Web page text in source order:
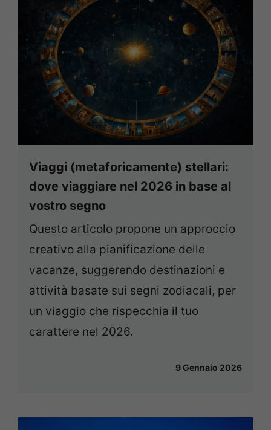
Viaggi (metaforicamente) stellari:
dove viaggiare nel 2026 in base al
vostro segno
Questo articolo propone un approccio
creativo alla pianificazione delle
vacanze, suggerendo destinazioni e
attività basate sui segni zodiacali, per
un viaggio che rispecchia il tuo
carattere nel 2026.
9 Gennaio 2026